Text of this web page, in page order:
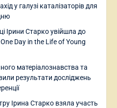
у галузі каталізаторів для
Ірини Старко увійшла до
Day in the Life of Young
матеріалознавства та
результати досліджень
Ірина Старко взяла участь